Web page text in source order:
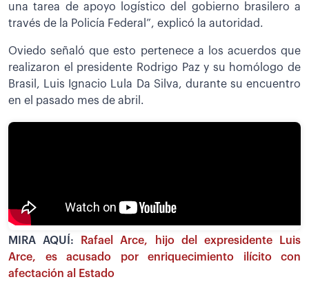
una tarea de apoyo logístico del gobierno brasilero a
través de la Policía Federal”, explicó la autoridad.
Oviedo señaló que esto pertenece a los acuerdos que
realizaron el presidente Rodrigo Paz y su homólogo de
Brasil, Luis Ignacio Lula Da Silva, durante su encuentro
en el pasado mes de abril.
MIRA AQUÍ:
Rafael Arce, hijo del expresidente Luis
Arce, es acusado por enriquecimiento ilícito con
afectación al Estado